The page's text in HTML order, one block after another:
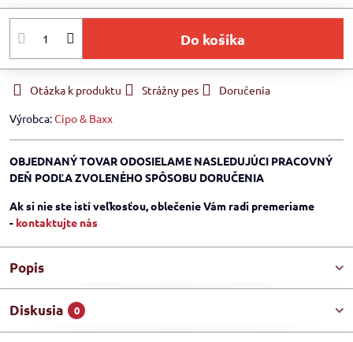
Do košíka
Otázka k produktu Strážny pes
Doručenia
Výrobca:Cipo & Baxx
OBJEDNANÝ TOVAR ODOSIELAME NASLEDUJÚCI PRACOVNÝ
DEŇ PODĽA ZVOLENÉHO SPÔSOBU DORUČENIA
Ak si nie ste istí veľkosťou, oblečenie Vám radi premeriame
- kontaktujte nás
Popis
Diskusia 0